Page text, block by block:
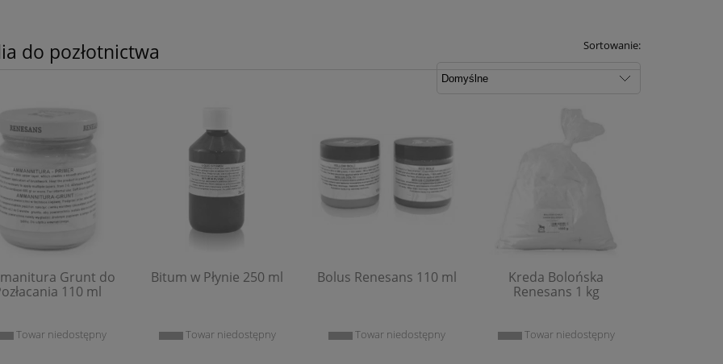
do pozłotnictwa Sortowanie:
Grunt do
110 ml
Towar niedostępny
Bitum w Płynie 250 ml
Towar niedostępny
Bolus Renesans 110 ml
Towar niedostępny
Kreda Bolońska
Renesans 1 kg
Towar niedostępny